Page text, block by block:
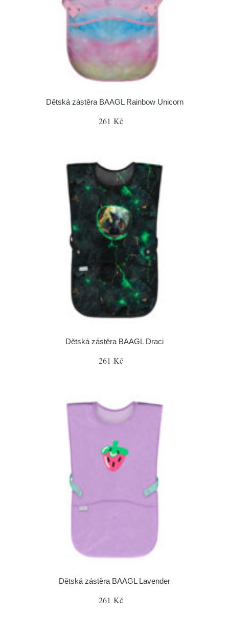
Dětská zástěra BAAGL Rainbow Unicorn
261 Kč
Dětská zástěra BAAGL Draci
261 Kč
Dětská zástěra BAAGL Lavender
261 Kč